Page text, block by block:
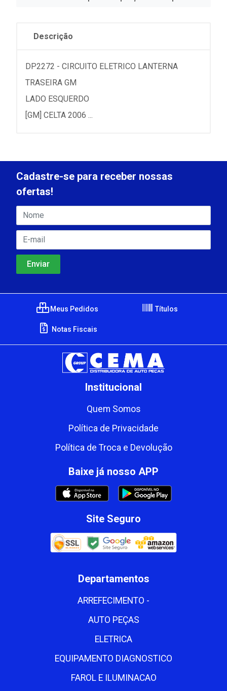
Descrição
DP2272 - CIRCUITO ELETRICO LANTERNA
TRASEIRA GM
LADO ESQUERDO
[GM] CELTA 2006 ...
Cadastre-se para receber nossas
ofertas!
Meus Pedidos Títulos
Notas Fiscais
Institucional
Quem Somos
Política de Privacidade
Política de Troca e Devolução
Baixe já nosso APP
Site Seguro
Departamentos
ARREFECIMENTO -
AUTO PEÇAS
ELETRICA
EQUIPAMENTO DIAGNOSTICO
FAROL E ILUMINACAO